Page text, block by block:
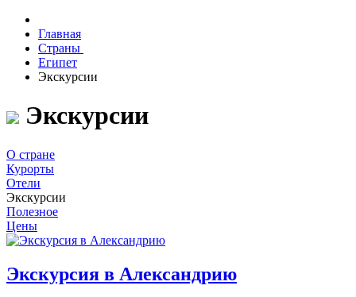
Главная
Страны
Египет
Экскурсии
Экскурсии
О стране
Курорты
Отели
Экскурсии
Полезное
Цены
Экскурсия в Александрию